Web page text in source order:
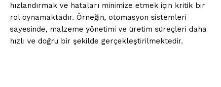
hızlandırmak ve hataları minimize etmek için kritik bir
rol oynamaktadır. Örneğin, otomasyon sistemleri
sayesinde, malzeme yönetimi ve üretim süreçleri daha
hızlı ve doğru bir şekilde gerçekleştirilmektedir.